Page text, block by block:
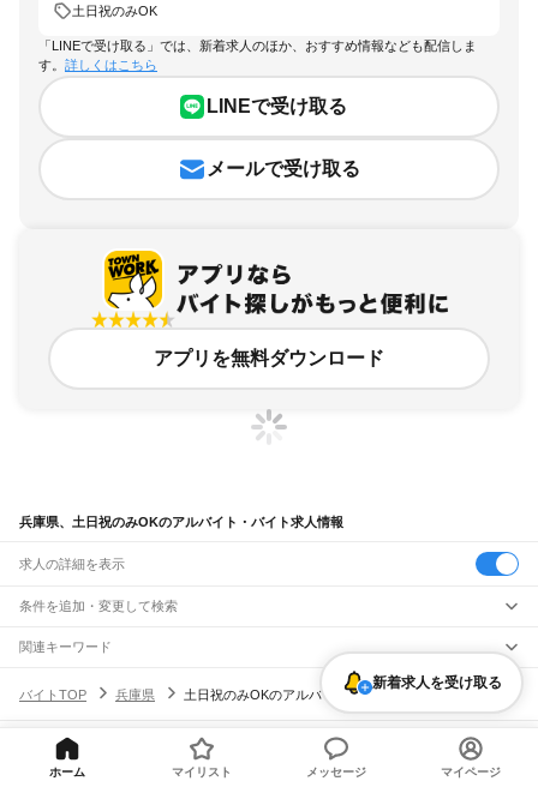
土日祝のみOK
「LINEで受け取る」では、新着求人のほか、おすすめ情報なども配信しま
す。 詳しくはこちら
LINEで受け取る
メールで受け取る
アプリを無料ダウンロード
兵庫県、土日祝のみOKのアルバイト・バイト求人情報
求人の詳細を表示
条件を追加・変更して検索
市区町村を追加・変更
兵庫県すべて
神戸市すべて
東灘区
長田区須磨区 中央区
姫路市 明石市西宮市洲本市 伊丹市相生市 加古川市 赤穂市
駅を追加・変更
尼崎駅
西宮駅 芦屋駅甲南山手駅 摂津本山駅住吉駅
六甲道駅
三ノ宮駅元町駅
飲食・フードサービス
飲食・フードサービス
すべて
特徴を追加・変更
関連キーワード
兵庫県 土日祝のみ ok 兵庫県 土日祝のみOK 日曜日
兵庫県 土日祝のみOK 土日祝のみ ok兵庫県 土日祝のみOK 期間限定
バイトTOP 兵庫県 土日祝のみOKのアルバイト・バイト・求人
新着求人を受け取る
ヘルプ・お問い合わせ サイトマップ
利用規約・プライバシーポリシー
[企業]求人広告の掲載相談
ホーム マイリスト メッセージ マイページ